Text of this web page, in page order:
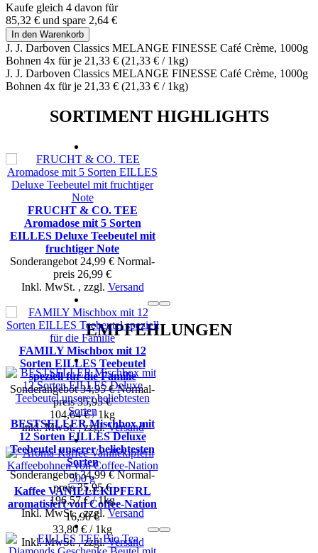
Kaufe gleich 4 davon für
85,32 € und spare 2,64 €
In den Warenkorb
J. J. Darboven Classics MELANGE FINESSE Café Crème, 1000g
Bohnen 4x für je 21,33 € (21,33 € / 1kg)
J. J. Darboven Classics MELANGE FINESSE Café Crème, 1000g
Bohnen 4x für je 21,33 € (21,33 € / 1kg)
SORTIMENT HIGHLIGHTS
FRUCHT & CO. TEE
Aromadose mit 5 Sorten
EILLES Deluxe Teebeutel mit
fruchtiger Note
Sonderangebot 24,99 € Normal­
preis 26,99 €
Inkl. MwSt. , zzgl. Versand
FAMILY Mischbox mit 12
Sorten EILLES Teebeutel
speziell für die Familie
Sonderangebot 34,95 € Normal­
preis 35,95 €
104,64 € / 1kg
Inkl. MwSt.,zzgl.Versand
Kaffee VANILLEKIPFERL
aromatisiert von Coffee-Nation
16,90 €
33,80 € / 1kg
Inkl. MwSt.,zzgl.Versand
EMPFEHLUNGEN
BESTSELLER Mischbox mit
12 Sorten EILLES Deluxe
Teebeutel unserer beliebtesten
Sorten
Sonderangebot 34,99 € Normal­
preis 35,95 €
196,57 € / 1kg
Inkl. MwSt.,zzgl.Versand